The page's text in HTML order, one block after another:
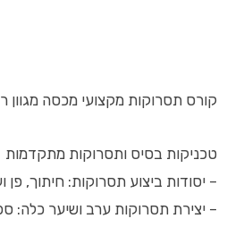
קורס תסרוקות מקצועי מכסה
טכניקות בסיס ותסרוקות מתקדמות
– יסודות ביצוע תסרוקות: חיתוך, פן
– יצירת תסרוקות ערב ושיער כלה: